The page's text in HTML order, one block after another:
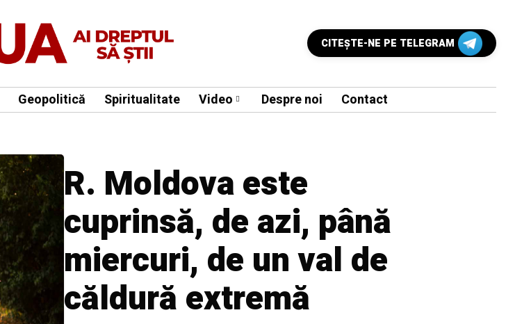
CITEŞTE-NE PE TELEGRAM
Geopolitică Spiritualitate Video Despre noi Contact
R. Moldova este
cuprinsă, de azi, până
miercuri, de un val de
căldură extremă